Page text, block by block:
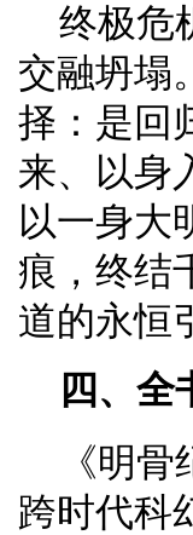
终极危
交融坍塌
择：是回
来、以身
以一身大
痕，终结
道的永恒
四、全
《明
跨时代科